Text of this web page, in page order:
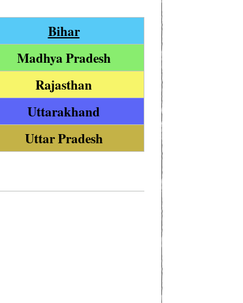
Bihar
Madhya Pradesh
Rajasthan
Uttarakhand
Uttar Pradesh